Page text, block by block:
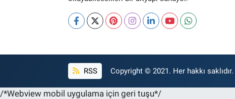
RSS Copyright © 2021. Her hakkı saklıdır.
/*Webview mobil uygulama için geri tuşu*/